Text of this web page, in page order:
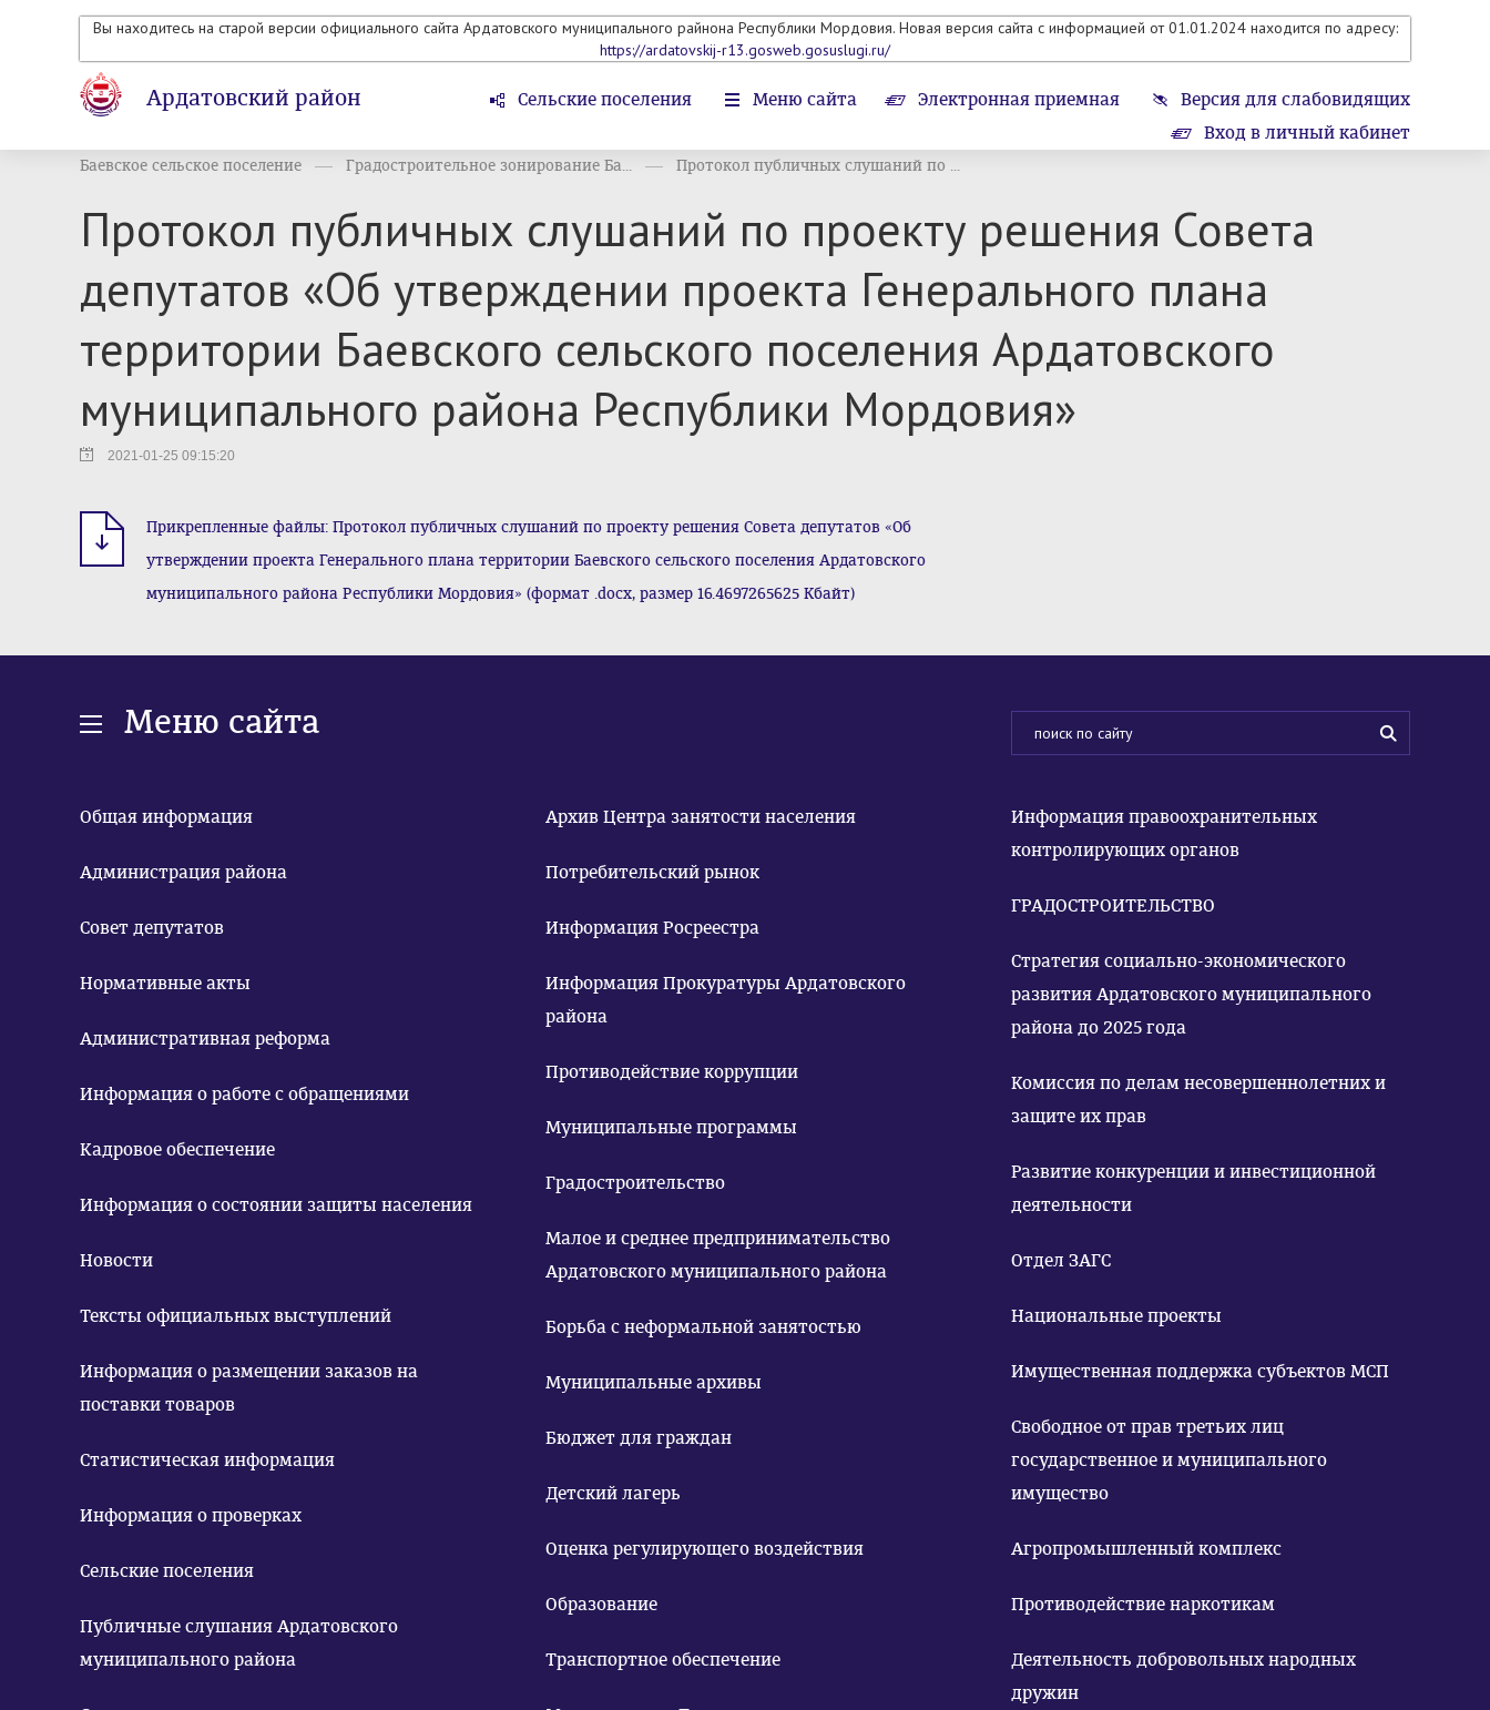
Вы находитесь на старой версии официального сайта Ардатовского муниципального райнона Республики Мордовия. Новая версия сайта с информацией от 01.01.2024 находится по адресу:
https://ardatovskij-r13.gosweb.gosuslugi.ru/
Ардатовский район Сельские поселения Меню сайта Электронная приемная
Версия для слабовидящих
Вход в личный кабинет
Баевское сельское поселение Градостроительное зонирование Ба... Протокол публичных слушаний по ...
Протокол публичных слушаний по проекту решения Совета
депутатов «Об утверждении проекта Генерального плана
территории Баевского сельского поселения Ардатовского
муниципального района Республики Мордовия»
2021-01-25 09:15:20
Прикрепленные файлы: Протокол публичных слушаний по проекту решения Совета депутатов «Об
утверждении проекта Генерального плана территории Баевского сельского поселения Ардатовского
муниципального района Республики Мордовия» (формат .docx, размер 16.4697265625 Кбайт)
Меню сайта
Общая информация
Администрация района
Совет депутатов
Нормативные акты
Административная реформа
Информация о работе с обращениями
Кадровое обеспечение
Информация о состоянии защиты населения
Новости
Тексты официальных выступлений
Информация о размещении заказов на
поставки товаров
Статистическая информация
Информация о проверках
Сельские поселения
Публичные слушания Ардатовского
муниципального района
Архив Центра занятости населения
Потребительский рынок
Информация Росреестра
Информация Прокуратуры Ардатовского
района
Противодействие коррупции
Муниципальные программы
Градостроительство
Малое и среднее предпринимательство
Ардатовского муниципального района
Борьба с неформальной занятостью
Муниципальные архивы
Бюджет для граждан
Детский лагерь
Оценка регулирующего воздействия
Образование
Транспортное обеспечение
Информация правоохранительных
контролирующих органов
ГРАДОСТРОИТЕЛЬСТВО
Стратегия социально-экономического
развития Ардатовского муниципального
района до 2025 года
Комиссия по делам несовершеннолетних и
защите их прав
Развитие конкуренции и инвестиционной
деятельности
Отдел ЗАГС
Национальные проекты
Имущественная поддержка субъектов МСП
Свободное от прав третьих лиц
государственное и муниципального
имущество
Агропромышленный комплекс
Противодействие наркотикам
Деятельность добровольных народных
дружин